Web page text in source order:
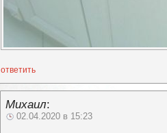
ответить
Михаил:
02.04.2020 в 15:23